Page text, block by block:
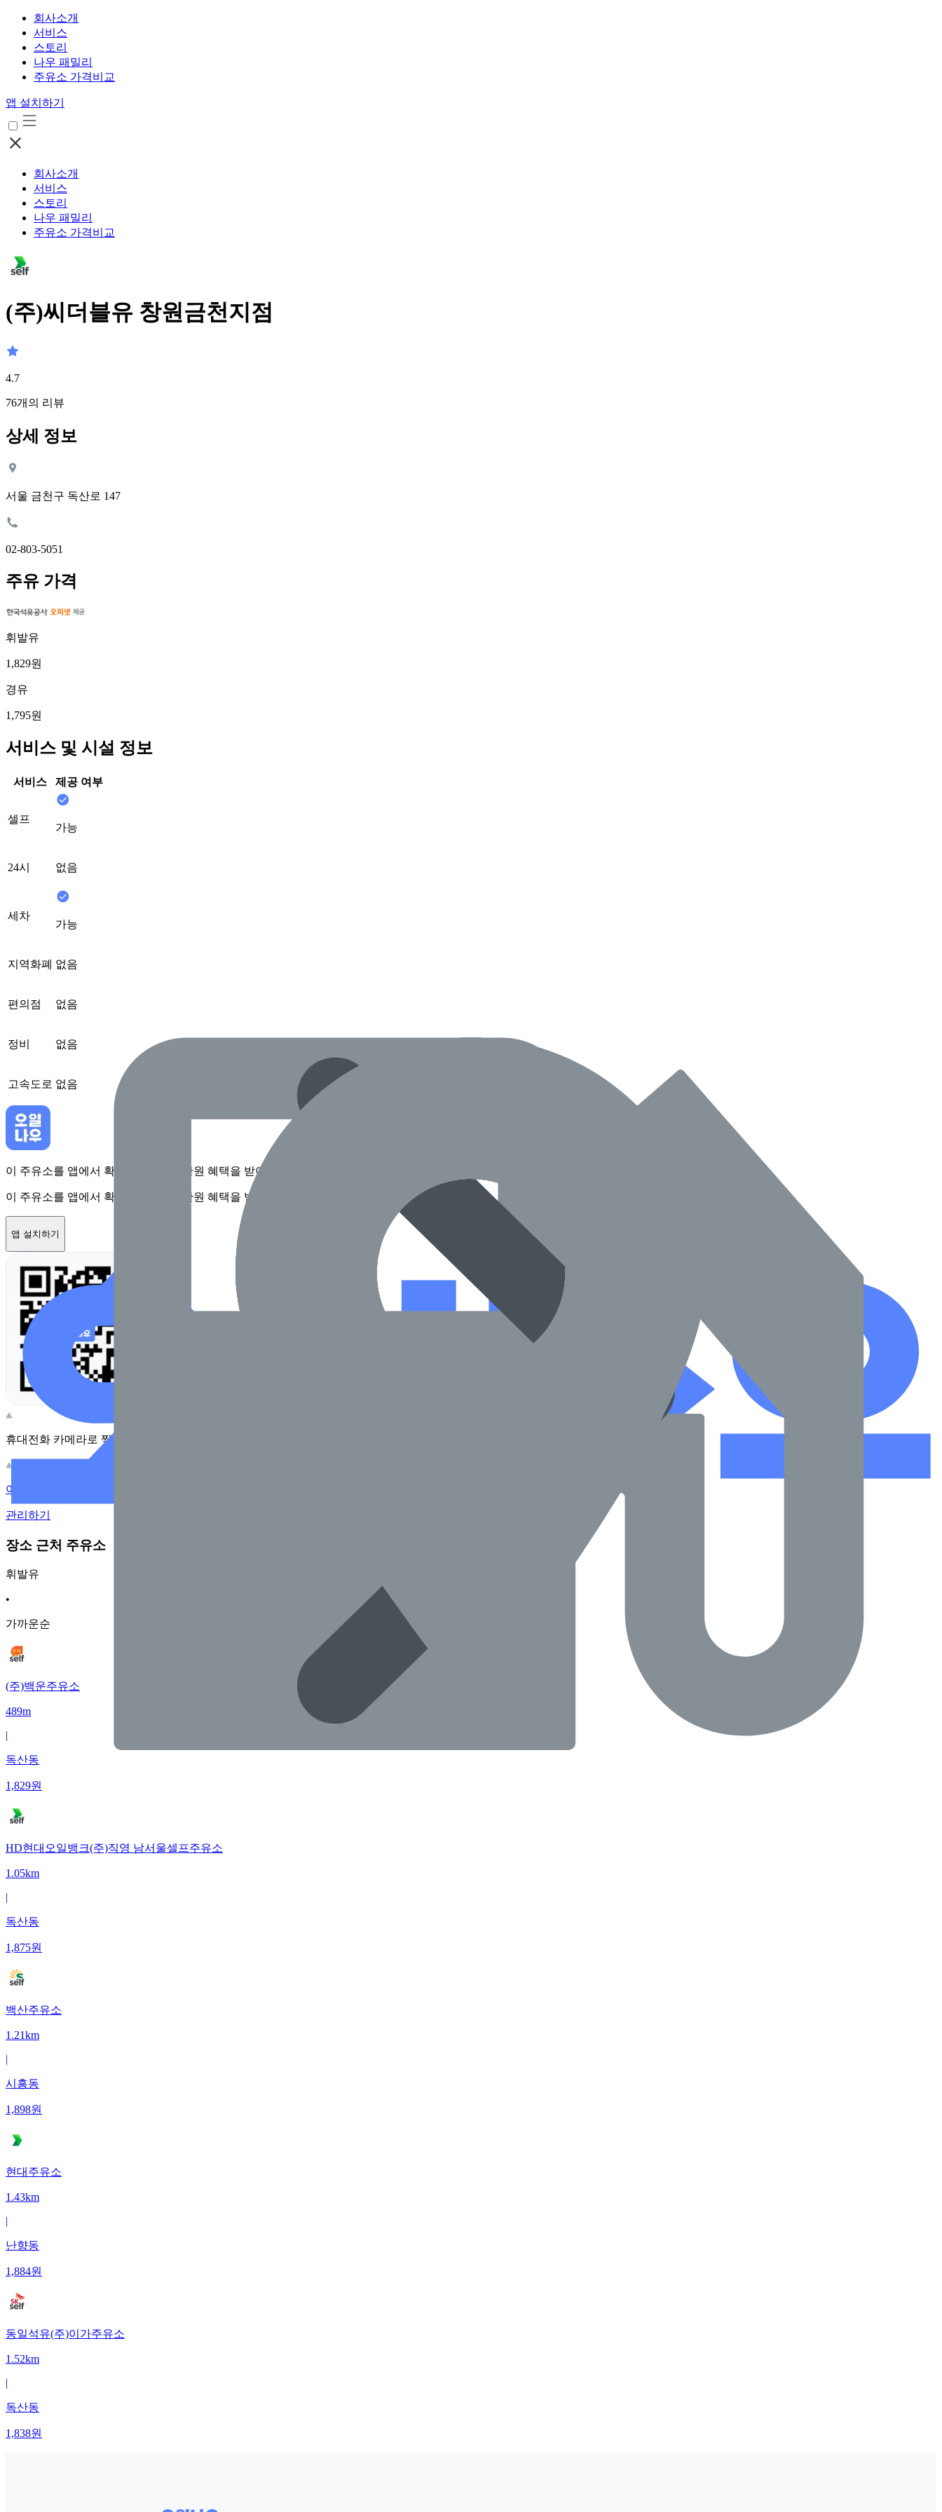
회사소개
서비스
스토리
나우 패밀리
주유소 가격비교
앱 설치하기
회사소개
서비스
스토리
나우 패밀리
주유소 가격비교
(주)씨더블유 창원금천지점
4.7
76개의 리뷰
상세 정보
서울 금천구 독산로 147
02-803-5051
주유 가격
휘발유
1,829원
경유
1,795원
서비스 및 시설 정보
서비스 제공 여부
셀프
가능
24시 없음
세차
가능
지역화폐 없음
편의점 없음
정비 없음
고속도로 없음
이 주유소를 앱에서 확인하고 최대 1만원 혜택을 받아보세요
이 주유소를 앱에서 확인하고 최대 1만원 혜택을 받아보세요
앱 설치하기
휴대전화 카메라로 찍어보세요
이 주유소의 사장님이신가요?
관리하기
장소 근처 주유소
휘발유
•
가까운순
(주)백운주유소
489m
|
독산동
1,829원
HD현대오일뱅크(주)직영 남서울셀프주유소
1.05km
|
독산동
1,875원
백산주유소
1.21km
|
시흥동
1,898원
현대주유소
1.43km
|
난향동
1,884원
동일석유(주)이가주유소
1.52km
|
독산동
1,838원